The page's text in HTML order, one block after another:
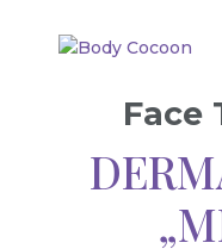
Face